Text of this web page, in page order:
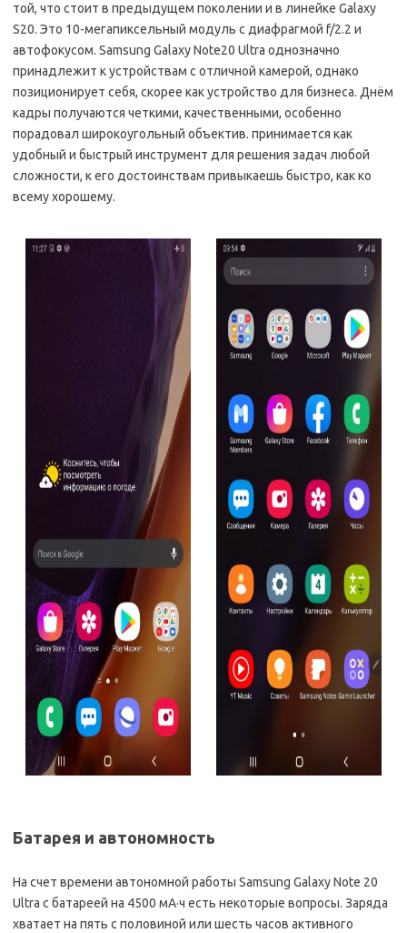
той, что стоит в предыдущем поколении и в линейке Galaxy
S20. Это 10-мегапиксельный модуль с диафрагмой f/2.2 и
автофокусом. Samsung Galaxy Note20 Ultra однозначно
принадлежит к устройствам с отличной камерой, однако
позиционирует себя, скорее как устройство для бизнеса. Днём
кадры получаются четкими, качественными, особенно
порадовал широкоугольный объектив. принимается как
удобный и быстрый инструмент для решения задач любой
сложности, к его достоинствам привыкаешь быстро, как ко
всему хорошему.
Батарея и автономность
На счет времени автономной работы Samsung Galaxy Note 20
Ultra с батареей на 4500 мА·ч есть некоторые вопросы. Заряда
хватает на пять с половиной или шесть часов активного